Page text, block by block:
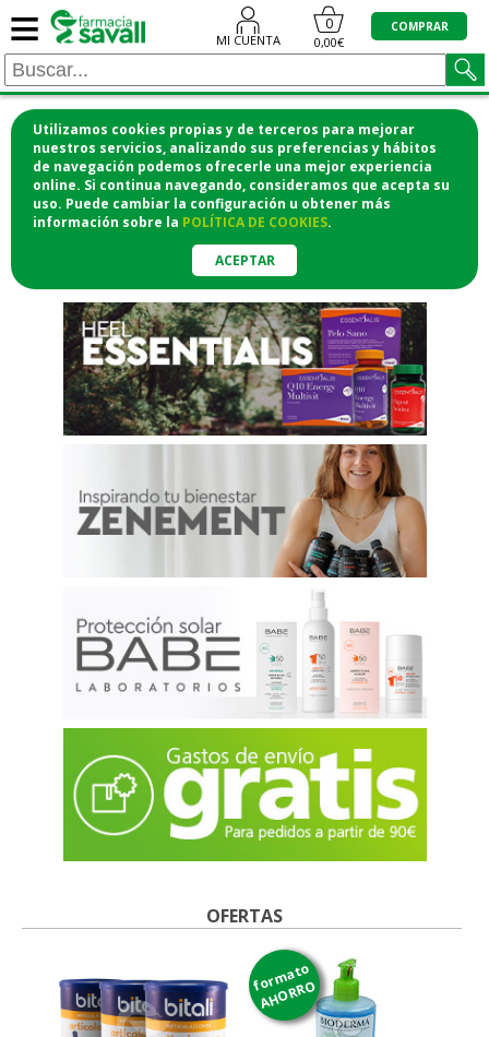
Utilizamos cookies propias y de terceros para mejorar
nuestros servicios, analizando sus preferencias y hábitos
de navegación podemos ofrecerle una mejor experiencia
online. Si continua navegando, consideramos que acepta su
uso. Puede cambiar la configuración u obtener más
información sobre la POLÍTICA DE COOKIES.
ACEPTAR
≡ MI CUENTA
0
0,00€
COMPRAR
¡COMPRA CÓMODAMENTE
DESDE CASA Y RECOGE EN LA
FARMACIA!o si lo prefieres te lo mandamos
a casa
OFERTAS
formato
AHORRO